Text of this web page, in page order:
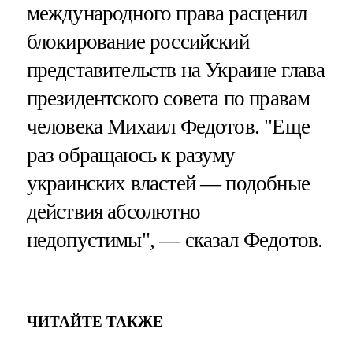
международного права расценил
блокирование российский
представительств на Украине глава
президентского совета по правам
человека Михаил Федотов. "Еще
раз обращаюсь к разуму
украинских властей — подобные
действия абсолютно
недопустимы", — сказал Федотов.
ЧИТАЙТЕ ТАКЖЕ